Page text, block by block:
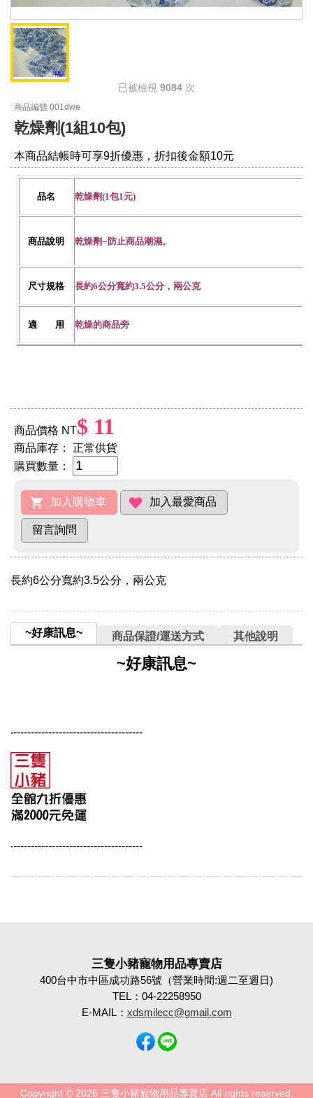
已被檢視 9084 次
商品編號 001dwe
乾燥劑(1組10包)
本商品結帳時可享9折優惠，折扣後金額10元
品名 乾燥劑(1包1元)
商品說明 乾燥劑~防止商品潮濕。
尺寸規格 長約6公分寬約3.5公分，兩公克
適 用 乾燥的商品旁
商品價格 NT$ 11
商品庫存：
正常供貨
購買數量：
長約6公分寬約3.5公分，兩公克
~好康訊息~ 商品保證/運送方式 其他說明
~好康訊息~
‧-------------------------------------
‧-------------------------------------
三隻小豬寵物用品專賣店
400台中市中區成功路56號（營業時間:週二至週日)
TEL：04-22258950
E-MAIL： xdsmilecc@gmail.com
Copyright © 2026 三隻小豬寵物用品專賣店 All rights reserved.